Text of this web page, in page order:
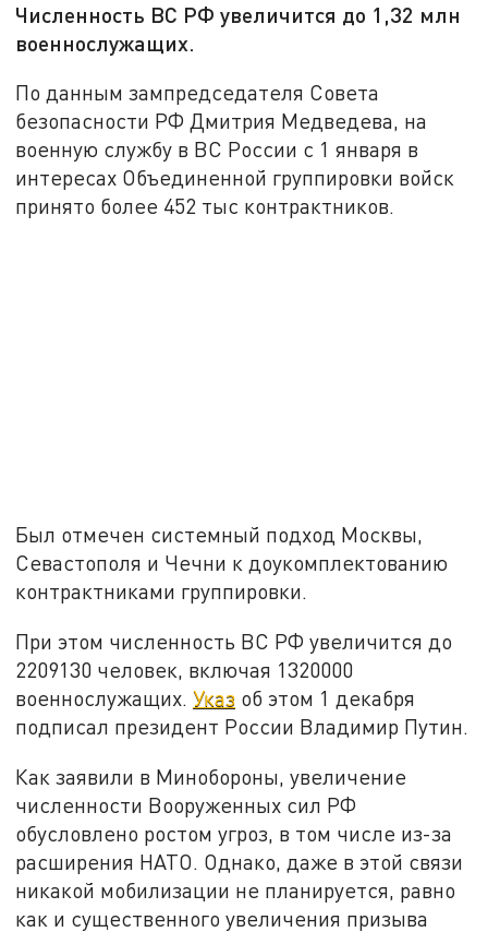
Численность ВС РФ увеличится до 1,32 млн
военнослужащих.
По данным зампредседателя Совета
безопасности РФ Дмитрия Медведева, на
военную службу в ВС России с 1 января в
интересах Объединенной группировки войск
принято более 452 тыс контрактников.
Был отмечен системный подход Москвы,
Севастополя и Чечни к доукомплектованию
контрактниками группировки.
При этом численность ВС РФ увеличится до
2209130 человек, включая 1320000
военнослужащих.Указ об этом 1 декабря
подписал президент России Владимир Путин.
Как заявили в Минобороны, увеличение
численности Вооруженных сил РФ
обусловлено ростом угроз, в том числе из-за
расширения НАТО. Однако, даже в этой связи
никакой мобилизации не планируется, равно
как и существенного увеличения призыва